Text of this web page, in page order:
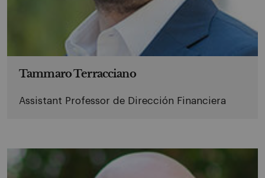
Tammaro Terracciano
Assistant Professor de Dirección Financiera